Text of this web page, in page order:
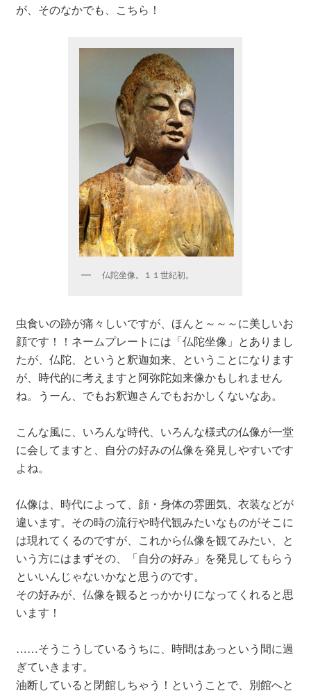
が、そのなかでも、こちら！
仏陀坐像。１１世紀初。
虫食いの跡が痛々しいですが、ほんと～～～に美しいお
顔です！！ネームプレートには「仏陀坐像」とありまし
たが、仏陀、というと釈迦如来、ということになります
が、時代的に考えますと阿弥陀如来像かもしれません
ね。うーん、でもお釈迦さんでもおかしくないなあ。
こんな風に、いろんな時代、いろんな様式の仏像が一堂
に会してますと、自分の好みの仏像を発見しやすいです
よね。
仏像は、時代によって、顔・身体の雰囲気、衣装などが
違います。その時の流行や時代観みたいなものがそこに
は現れてくるのですが、これから仏像を観てみたい、と
いう方にはまずその、「自分の好み」を発見してもらう
といいんじゃないかなと思うのです。
その好みが、仏像を観るとっかかりになってくれると思
います！
……そうこうしているうちに、時間はあっという間に過
ぎていきます。
油断していると閉館しちゃう！ということで、別館へと